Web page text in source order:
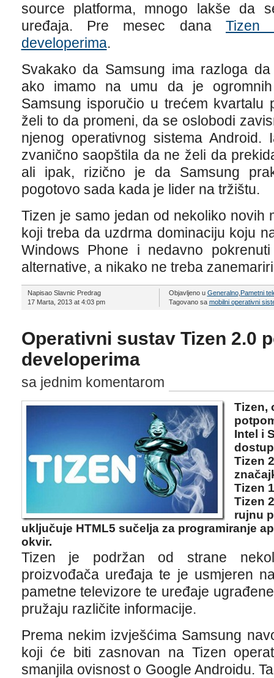
source platforma, mnogo lakše da
uređaja. Pre mesec dana Tizen
developerima.
Svakako da Samsung ima razloga
ako imamo na umu da je
Samsung isporučio u trećem kvartalu
želi to da promeni, da se oslobodi
njenog operativnog sistema Android.
zvanično saopštila da ne želi da
ali ipak, rizično je da Samsung
pogotovo sada kada je lider na tržištu.
Tizen je samo jedan od nekoliko novih
koji treba da uzdrma dominaciju koju
Windows Phone i nedavno
alternative, a nikako ne treba
Napisao Slavnic Predrag
17 Marta, 2013 at 4:03 pm
Objavljeno u Generalno, Pametni
Tagovano sa mobilni operativni
Operativni sustav Tizen 2.0
developerima
sa jednim komentarom
Tizen,
Intel i
Tizen
Tizen
Tizen
rujnu
uključuje HTML5 sučelja za programiranje
okvir.
Tizen je podržan od strane
proizvođača uređaja te je usmjeren
pametne televizore te uređaje
pružaju različite informacije.
Prema nekim izvješćima Samsung
koji će biti zasnovan na Tizen
smanjila ovisnost o Google Androidu.